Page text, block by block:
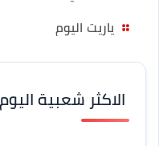
ياريت اليوم
الاكثر شعبية اليوم